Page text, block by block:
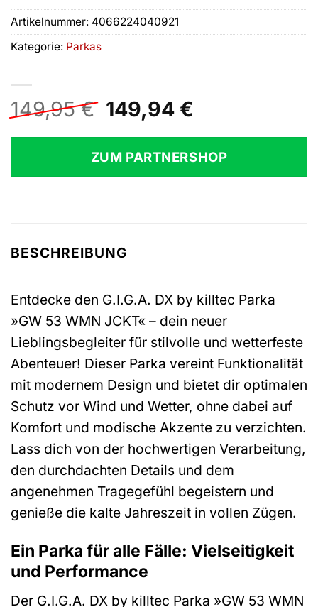
149,95€ Ursprünglicher
Preis
war:
149,95 €
149,94 €
ist:
149,94 €.
ZUM PARTNERSHOP
Artikelnummer: 4066224040921
Kategorie: Parkas
BESCHREIBUNG
Entdecke den G.I.G.A. DX by killtec Parka
»GW 53 WMN JCKT« – dein neuer
Lieblingsbegleiter für stilvolle und wetterfeste
Abenteuer! Dieser Parka vereint Funktionalität
mit modernem Design und bietet dir optimalen
Schutz vor Wind und Wetter, ohne dabei auf
Komfort und modische Akzente zu verzichten.
Lass dich von der hochwertigen Verarbeitung,
den durchdachten Details und dem
angenehmen Tragegefühl begeistern und
genieße die kalte Jahreszeit in vollen Zügen.
Ein Parka für alle Fälle: Vielseitigkeit
und Performance
Der G.I.G.A. DX by killtec Parka »GW 53 WMN